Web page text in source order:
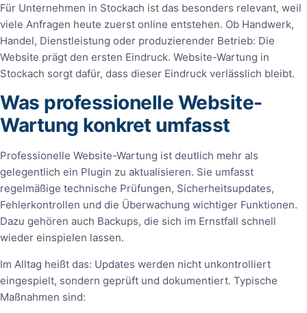
Für Unternehmen in Stockach ist das besonders relevant, weil
viele Anfragen heute zuerst online entstehen. Ob Handwerk,
Handel, Dienstleistung oder produzierender Betrieb: Die
Website prägt den ersten Eindruck. Website-Wartung in
Stockach sorgt dafür, dass dieser Eindruck verlässlich bleibt.
Was professionelle Website-
Wartung konkret umfasst
Professionelle Website-Wartung ist deutlich mehr als
gelegentlich ein Plugin zu aktualisieren. Sie umfasst
regelmäßige technische Prüfungen, Sicherheitsupdates,
Fehlerkontrollen und die Überwachung wichtiger Funktionen.
Dazu gehören auch Backups, die sich im Ernstfall schnell
wieder einspielen lassen.
Im Alltag heißt das: Updates werden nicht unkontrolliert
eingespielt, sondern geprüft und dokumentiert. Typische
Maßnahmen sind: